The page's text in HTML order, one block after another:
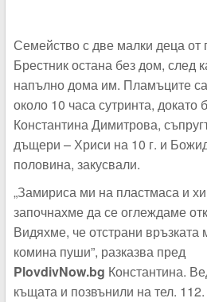
Семейство с две малки деца от
Брестник остана без дом, след
напълно дома им. Пламъците
около 10 часа сутринта, докато
Константина Димитрова,
дъщери – Хриси на 10 г. и
половина, закусвали.
„Замириса ми на пластмаса и
започнахме да се оглеждаме
Видяхме, че отстрани
комина пуши”, разказва пред
PlovdivNow.bg Константина.
къщата и позвънили на тел.